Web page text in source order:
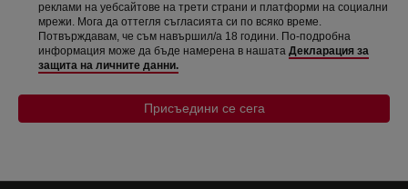
реклами на уебсайтове на трети страни и платформи на социални
мрежи. Мога да оттегля съгласията си по всяко време.
Потвърждавам, че съм навършил/а 18 години. По-подробна
информация може да бъде намерена в нашата Декларация за
защита на личните данни.
Присъедини се сега